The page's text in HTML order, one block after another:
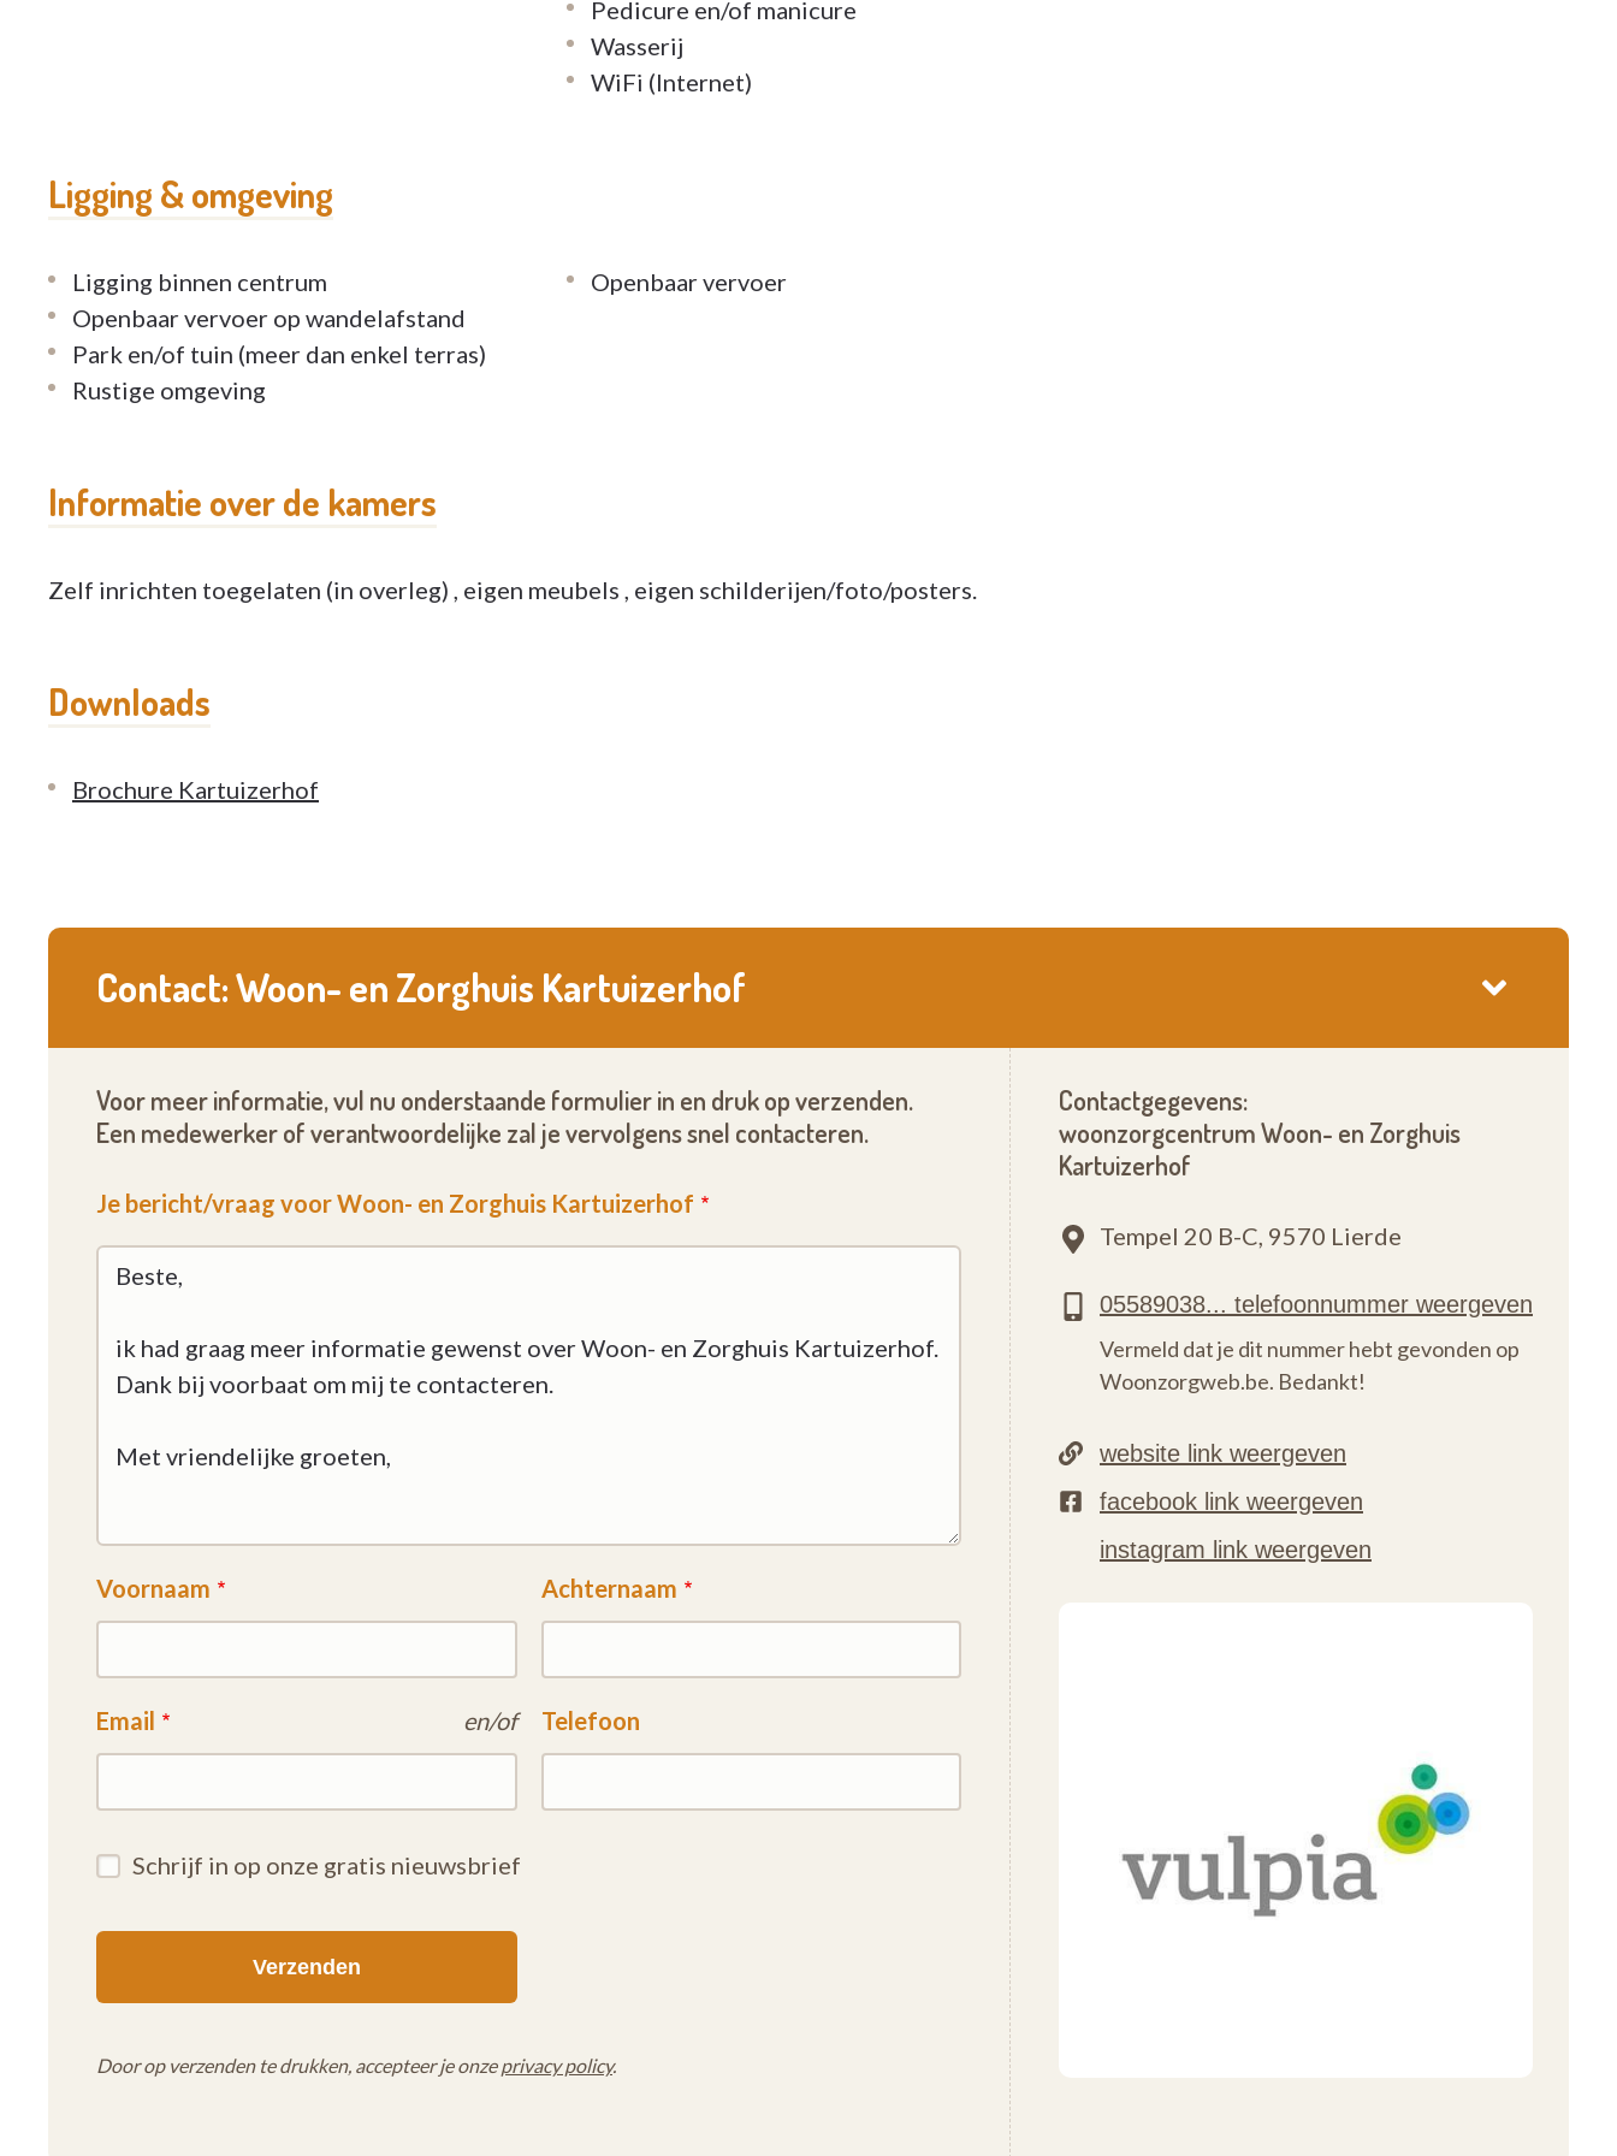
Pedicure en/of manicure
Wasserij
WiFi (Internet)
Ligging & omgeving
Ligging binnen centrum
Openbaar vervoer op wandelafstand
Park en/of tuin (meer dan enkel terras)
Rustige omgeving
Openbaar vervoer
Informatie over de kamers
Zelf inrichten toegelaten (in overleg) , eigen meubels , eigen schilderijen/foto/posters.
Downloads
Brochure Kartuizerhof
Contact: Woon- en Zorghuis Kartuizerhof
Voor meer informatie, vul nu onderstaande formulier in en druk op verzenden.
Een medewerker of verantwoordelijke zal je vervolgens snel contacteren.
Je bericht/vraag voor Woon- en Zorghuis Kartuizerhof
Voornaam Achternaam
Email en/of Telefoon
Schrijf in op onze gratis nieuwsbrief
Door op verzenden te drukken, accepteer je onzeprivacy policy.
Contactgegevens:
woonzorgcentrum Woon- en Zorghuis
Kartuizerhof
Tempel 20 B-C, 9570 Lierde
Vermeld dat je dit nummer hebt gevonden op
Woonzorgweb.be. Bedankt!